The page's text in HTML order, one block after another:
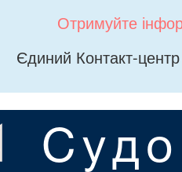
Отримуйте
Єдиний Контакт-